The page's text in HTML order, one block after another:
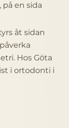
en sida
åt sidan
Hos Göta
i ortodonti i